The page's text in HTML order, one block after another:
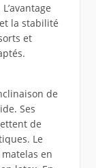
la stabilité
et
de
Ses
de
Le
en